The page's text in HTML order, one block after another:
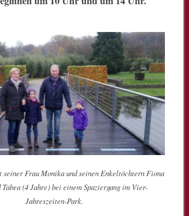
seiner Frau Monika und seinen Enkeltöchtern Fiona
Tabea (4 Jahre) bei einem Spaziergang im Vier-
Jahreszeiten-Park.